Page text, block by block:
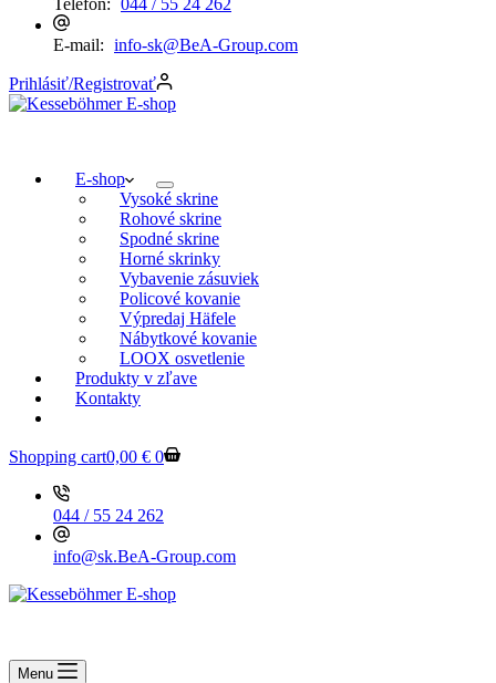
Telefón: 044 / 55 24 262
E-mail: info-sk@BeA-Group.com
Prihlásiť/Registrovať
E-shop
Vysoké skrine
Rohové skrine
Spodné skrine
Horné skrinky
Vybavenie zásuviek
Policové kovanie
Výpredaj Häfele
Nábytkové kovanie
LOOX osvetlenie
Produkty v zľave
Kontakty
Shopping cart0,00 € 0
044 / 55 24 262
info@sk.BeA-Group.com
Menu